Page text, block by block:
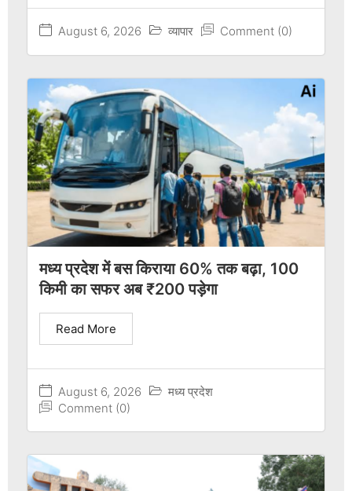
August 6, 2026 व्यापार Comment (0)
मध्य प्रदेश में बस किराया 60% तक बढ़ा, 100
किमी का सफर अब ₹200 पड़ेगा
August 6, 2026
मध्य प्रदेश
Comment (0)
Read More